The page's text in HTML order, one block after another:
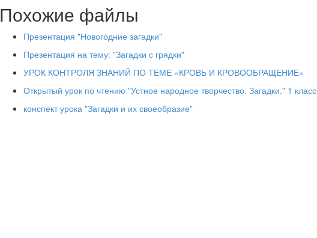
4.Сам алый, сахарный – кафтан зеленый, бархатный.
5.Что за звёздочки сквозные
На пальто и на платке,
Все сквозные, вырезные,
Похожие файлы
Презентация "Новогодние загадки"
Презентация на тему: "Загадки с грядки"
УРОК КОНТРОЛЯ ЗНАНИЙ ПО ТЕМЕ «КРОВЬ И КРОВООБРАЩЕНИЕ»
Открытый урок по чтению "Устное народное творчество. Загадки." 1 класс
конспект урока "Загадки и их своеобразие"